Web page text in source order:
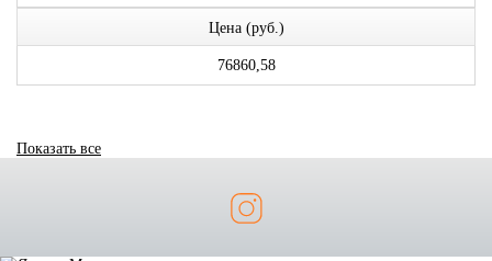
Цена (руб.)
76860,58
Показать все